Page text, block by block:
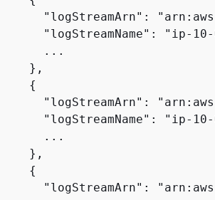
"logStreamArn":
"logStreamName": "ip-
      ...
    },
{
"logStreamArn":
"logStreamName": "ip-
      ...
    },
{
"logStreamArn":